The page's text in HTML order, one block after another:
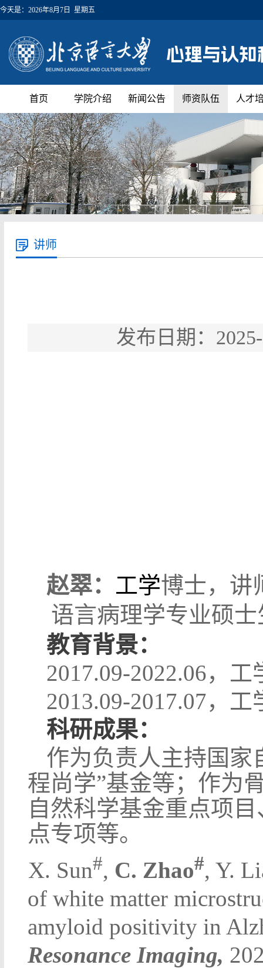
今天是： 2026年8月7日 星期五
首页 学院介绍 新闻公告 师资队伍 人才
讲师
发布日期：
赵翠： 工学博士，讲
语言病理学专业硕士
教育背景：
2017.09-2022.06，工
2013.09-2017.07，工
科研成果：
作为负责人主持国家
程尚学”基金等；作为
自然科学基金重点项
点专项等。
X. Sun#, C. Zhao#, Y.
of white matter
amyloid positivity in
Resonance Imaging,